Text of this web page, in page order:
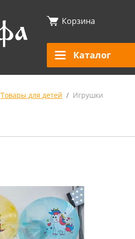
Корзина
Каталог
Товары для детей Игрушки